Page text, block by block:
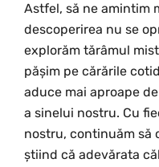
Astfel, să ne amintim
descoperirea nu se
explorăm tărâmul
pășim pe cărările
aduce mai aproape
a sinelui nostru. Cu
nostru, continuăm să
știind că adevărata